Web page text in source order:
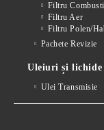
Filtru
Filtru Aer
Filtru Polen/
Pachete Revizie
Uleiuri și lichide
Ulei Transmisie